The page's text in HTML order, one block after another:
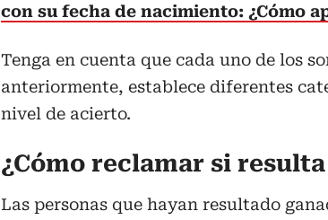
con su fecha de nacimiento: ¿Cómo
Tenga en cuenta que cada uno de los
anteriormente, establece diferentes
nivel de acierto.
¿Cómo reclamar si
Las personas que hayan resultado